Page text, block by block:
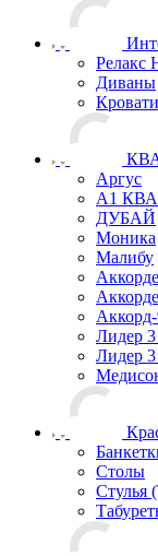
Релакс
Диваны
Кровати
Аргус
А1
ДУБАЙ
Моника
Малибу
Лидер
Лидер
Столы
Стулья